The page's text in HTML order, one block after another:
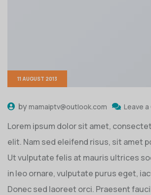
11 AUGUST 2013
by mamaiptv@outlook.com Leave
Lorem ipsum dolor sit amet,
elit. Nam sed eleifend risus, sit amet
Ut vulputate felis at mauris ultrices
in leo ornare, vulputate purus eget,
Donec sed laoreet orci. Praesent